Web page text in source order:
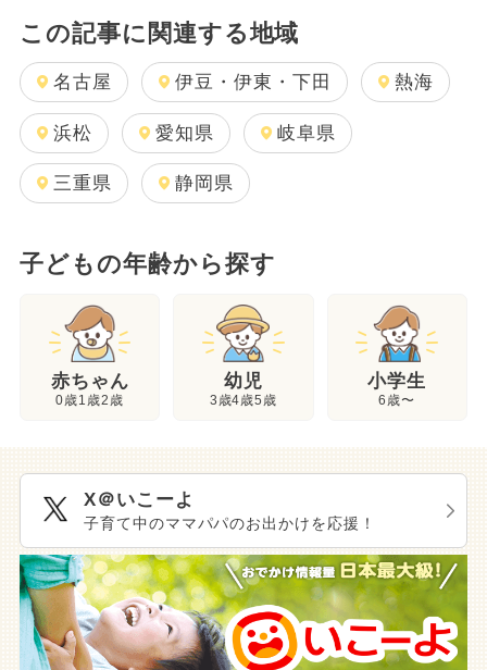
この記事に関連する地域
名古屋 伊豆・伊東・下田 熱海
浜松 愛知県 岐阜県
三重県 静岡県
子どもの年齢から探す
赤ちゃん
0歳1歳2歳
幼児
3歳4歳5歳
小学生
6歳〜
X＠いこーよ
子育て中のママパパのお出かけを応援！